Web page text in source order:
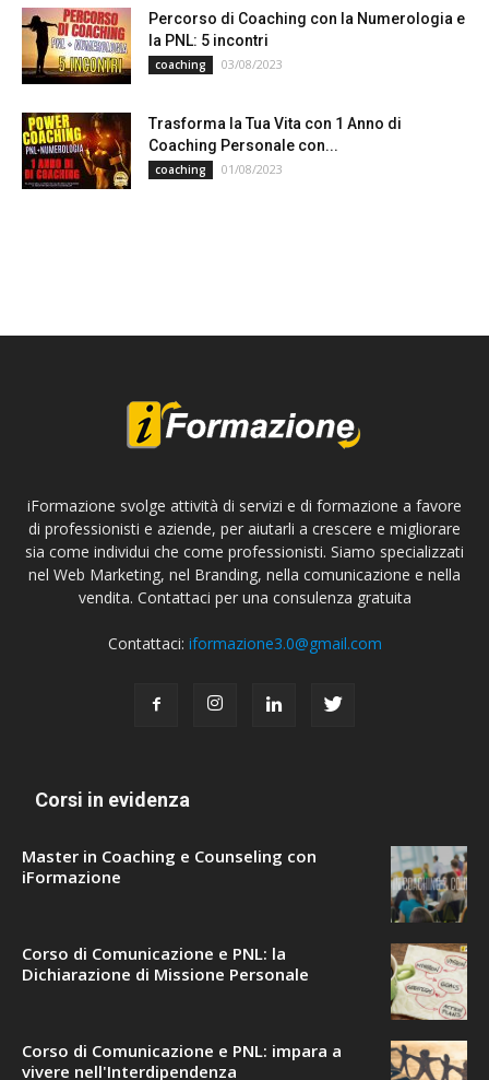
Percorso di Coaching con la Numerologia e
la PNL: 5 incontri
coaching 03/08/2023
Trasforma la Tua Vita con 1 Anno di
Coaching Personale con...
coaching 01/08/2023
iFormazione svolge attività di servizi e di formazione a favore
di professionisti e aziende, per aiutarli a crescere e migliorare
sia come individui che come professionisti. Siamo specializzati
nel Web Marketing, nel Branding, nella comunicazione e nella
vendita. Contattaci per una consulenza gratuita
Contattaci: iformazione3.0@gmail.com
Corsi in evidenza
Master in Coaching e Counseling con
iFormazione
Corso di Comunicazione e PNL: la
Dichiarazione di Missione Personale
Corso di Comunicazione e PNL: impara a
vivere nell'Interdipendenza